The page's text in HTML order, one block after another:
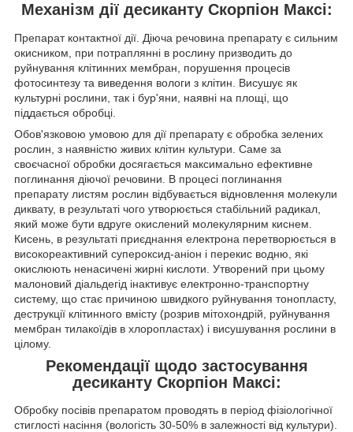
Механізм дії десиканту Скорпіон Максі:
Препарат контактної дії. Діюча речовина препарату є сильним
окисником, при потраплянні в рослину призводить до
руйнування клітинних мембран, порушення процесів
фотосинтезу та виведення вологи з клітин. Висушує як
культурні рослини, так і бур'яни, наявні на площі, що
піддається обробці.
Обов'язковою умовою для дії препарату є обробка зелених
рослин, з наявністю живих клітин культури. Саме за
своєчасної обробки досягається максимально ефективне
поглинання діючої речовини. В процесі поглинання
препарату листям рослин відбувається відновлення молекули
диквату, в результаті чого утворюється стабільний радикал,
який може бути вдруге окислений молекулярним киснем.
Кисень, в результаті приєднання електрона перетворюється в
високореактивний супероксид-аніон і перекис водню, які
окислюють ненасичені жирні кислоти. Утворений при цьому
малоновий діальдегід інактивує електронно-транспортну
систему, що стає причиною швидкого руйнування тонопласту,
деструкції клітинного вмісту (розрив мітохондрій, руйнування
мембран тилакоїдів в хлоропластах) і висушування рослини в
цілому.
Рекомендації щодо застосування
десиканту Скорпіон Максі:
Обробку посівів препаратом проводять в період фізіологічної
стиглості насіння (вологість 30-50% в залежності від культури).